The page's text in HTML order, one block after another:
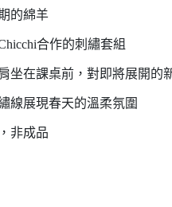
的綿羊
合作的刺繡套組
坐在課桌前，對即將展開的
線展現春天的溫柔氛圍
非成品